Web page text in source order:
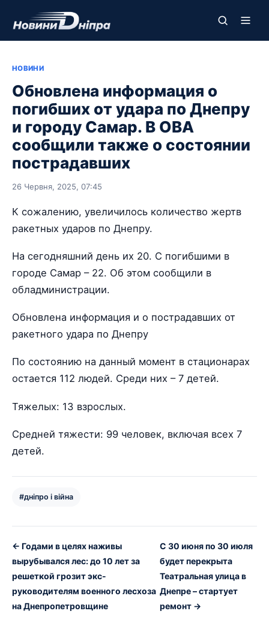
НОВИНИ
Обновлена информация о
погибших от удара по Днепру
и городу Самар. В ОВА
сообщили также о состоянии
пострадавших
26 Червня, 2025, 07:45
К сожалению, увеличилось количество жертв
ракетных ударов по Днепру.
На сегодняшний день их 20. С погибшими в
городе Самар – 22. Об этом сообщили в
обладминистрации.
Обновлена информация и о пострадавших от
ракетного удара по Днепру
По состоянию на данный момент в стационарах
остается 112 людей. Среди них – 7 детей.
Тяжелых: 13 взрослых.
Средней тяжести: 99 человек, включая всех 7
детей.
#дніпро і війна
← Годами в целях наживы
вырубывался лес: до 10 лет за
решеткой грозит экс-
руководителям военного лесхоза
на Днепропетровщине
С 30 июня по 30 июля
будет перекрыта
Театральная улица в
Днепре – стартует
ремонт →